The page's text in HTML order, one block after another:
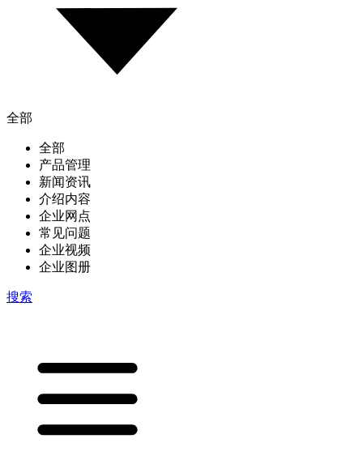
全部
全部
产品管理
新闻资讯
介绍内容
企业网点
常见问题
企业视频
企业图册
搜索